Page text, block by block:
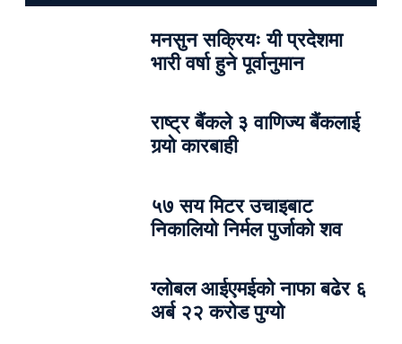
मनसुन सक्रियः यी प्रदेशमा
भारी वर्षा हुने पूर्वानुमान
राष्ट्र बैंकले ३ वाणिज्य बैंकलाई
गर्‍यो कारबाही
५७ सय मिटर उचाइबाट
निकालियो निर्मल पुर्जाको शव
ग्लोबल आईएमईको नाफा बढेर ६
अर्ब २२ करोड पुग्यो